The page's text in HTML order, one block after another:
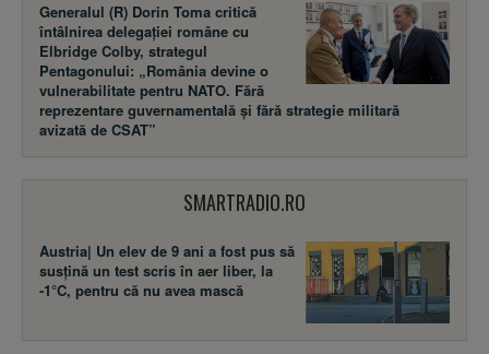
Generalul (R) Dorin Toma critică
întâlnirea delegației române cu
Elbridge Colby, strategul
Pentagonului: „România devine o
vulnerabilitate pentru NATO. Fără
reprezentare guvernamentală și fără strategie militară
avizată de CSAT”
SMARTRADIO.RO
Austria| Un elev de 9 ani a fost pus să
susţină un test scris în aer liber, la
-1°C, pentru că nu avea mască